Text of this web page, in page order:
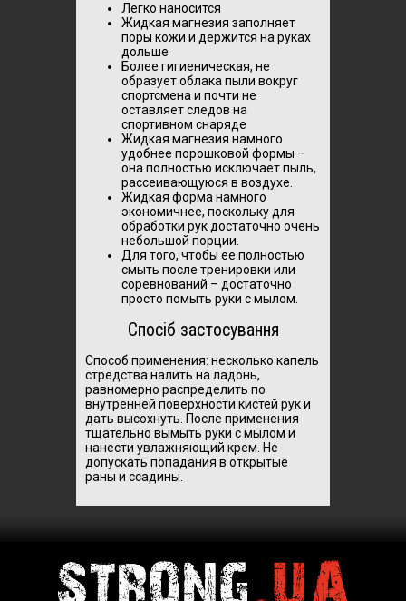
Легко наносится
Жидкая магнезия заполняет
поры кожи и держится на руках
дольше
Более гигиеническая, не
образует облака пыли вокруг
спортсмена и почти не
оставляет следов на
спортивном снаряде
Жидкая магнезия намного
удобнее порошковой формы –
она полностью исключает пыль,
рассеивающуюся в воздухе.
Жидкая форма намного
экономичнее, поскольку для
обработки рук достаточно очень
небольшой порции.
Для того, чтобы ее полностью
смыть после тренировки или
соревнований – достаточно
просто помыть руки с мылом.
Спосіб застосування
Способ применения: несколько капель
стредства налить на ладонь,
равномерно распределить по
внутренней поверхности кистей рук и
дать высохнуть. После применения
тщательно вымыть руки с мылом и
нанести увлажняющий крем. Не
допускать попадания в открытые
раны и ссадины.